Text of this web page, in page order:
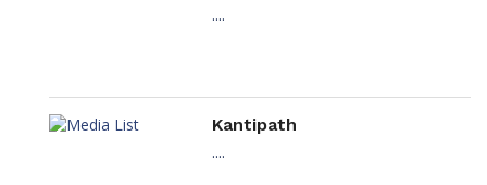
....
Kantipath
....